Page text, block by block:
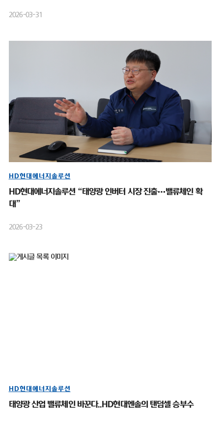
2026-03-31
HD현대에너지솔루션
HD현대에너지솔루션 “태양광 인버터 시장 진출…밸류체인 확
대”
2026-03-23
HD현대에너지솔루션
태양광 산업 밸류체인 바꾼다..HD현대엔솔의 탠덤셀 승부수